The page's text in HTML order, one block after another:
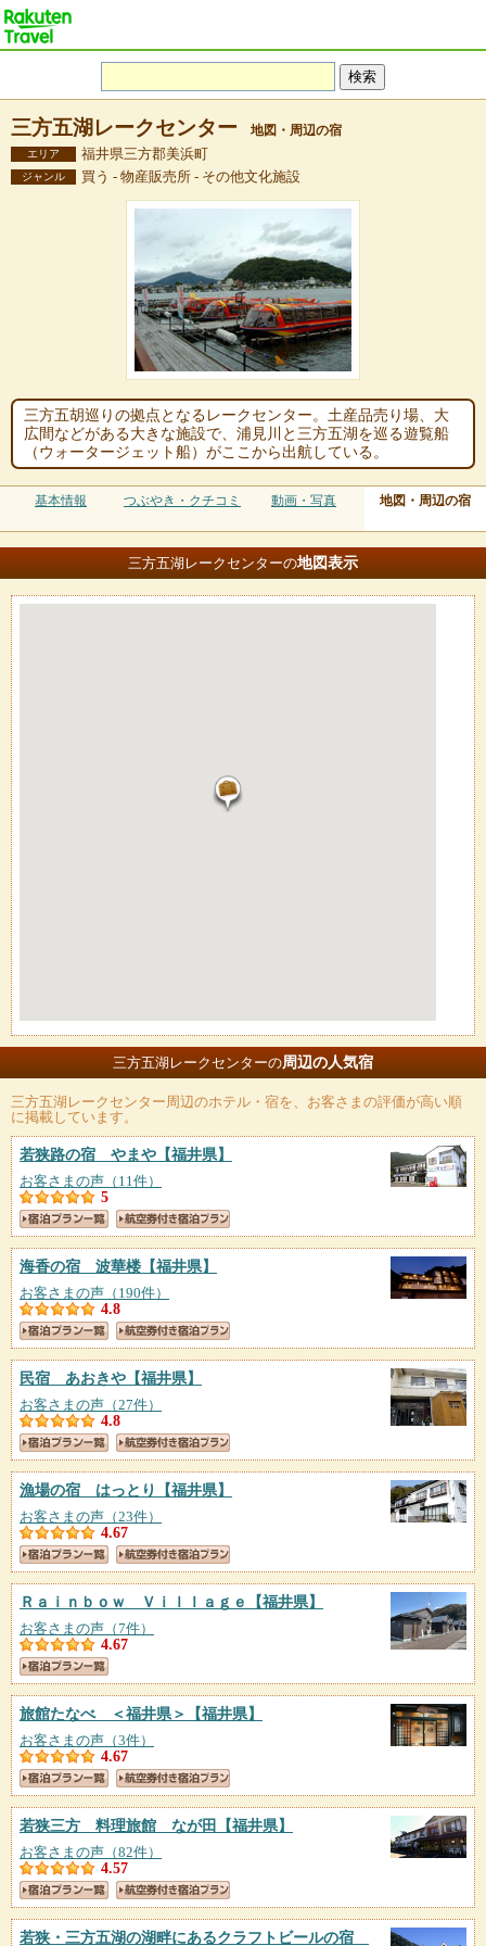
三方五湖レークセンター 地図・周辺の宿
エリア 福井県三方郡美浜町
ジャンル 買う - 物産販売所 - その他文化施設
三方五胡巡りの拠点となるレークセンター。土産品売り場、大
広間などがある大きな施設で、浦見川と三方五湖を巡る遊覧船
（ウォータージェット船）がここから出航している。
基本情報 つぶやき・クチコミ 動画・写真 地図・周辺の宿
三方五湖レークセンターの地図表示
三方五湖レークセンターの周辺の人気宿
三方五湖レークセンター周辺のホテル・宿を、お客さまの評価が高い順
に掲載しています。
若狭路の宿 やまや 【福井県】
お客さまの声（11件）
5
海香の宿 波華楼 【福井県】
お客さまの声（190件）
4.8
民宿 あおきや 【福井県】
お客さまの声（27件）
4.8
漁場の宿 はっとり 【福井県】
お客さまの声（23件）
4.67
Ｒａｉｎｂｏｗ Ｖｉｌｌａｇｅ 【福井県】
お客さまの声（7件）
4.67
旅館たなべ ＜福井県＞ 【福井県】
お客さまの声（3件）
4.67
若狭三方 料理旅館 なが田 【福井県】
お客さまの声（82件）
4.57
若狭・三方五湖の湖畔にあるクラフトビールの宿